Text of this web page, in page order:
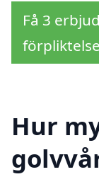
Få 3
Hur